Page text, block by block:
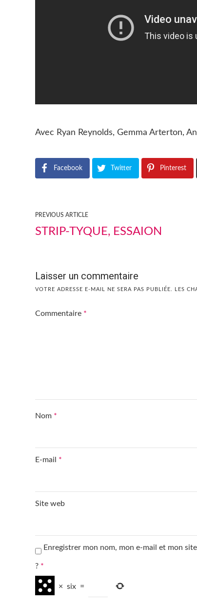
Avec Ryan Reynolds, Gemma Arterton,
Facebook Twitter Pinterest
PREVIOUS ARTICLE
STRIP-TYQUE, ESSAION
Laisser un commentaire
VOTRE ADRESSE E-MAIL NE SERA PAS PUBLIÉE. LES
Commentaire *
Nom *
E-mail *
Site web
Enregistrer mon nom, mon e-mail et mon
? *
× six =